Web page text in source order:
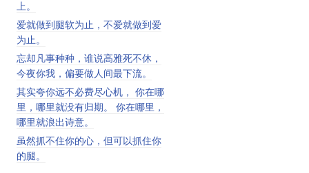
上。
爱就做到腿软为止，不爱就做到爱
为止。
忘却凡事种种，谁说高雅死不休，
今夜你我，偏要做人间最下流。
其实夸你远不必费尽心机， 你在哪
里，哪里就没有归期。 你在哪里，
哪里就浪出诗意。
虽然抓不住你的心，但可以抓住你
的腿。